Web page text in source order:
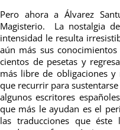
Pero ahora a Álvarez
Magisterio. La nostalgia
intensidad le resulta
aún más sus
cientos de pesetas y
más libre de obligaciones
que recurrir para
algunos escritores
que más le ayudan es el
las traducciones que